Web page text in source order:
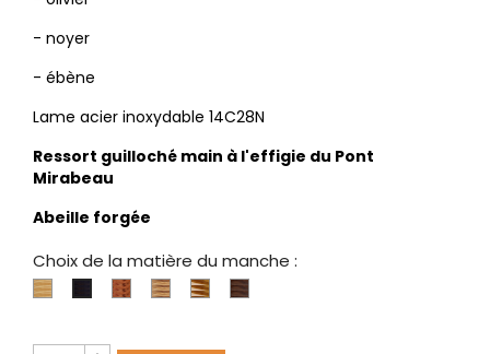
- noyer
- ébène
Lame acier inoxydable 14C28N
Ressort guilloché main à l'effigie du Pont
Mirabeau
Abeille forgée
Choix de la matière du manche :
Buis EbèneGenévrier
OlivierPistachier